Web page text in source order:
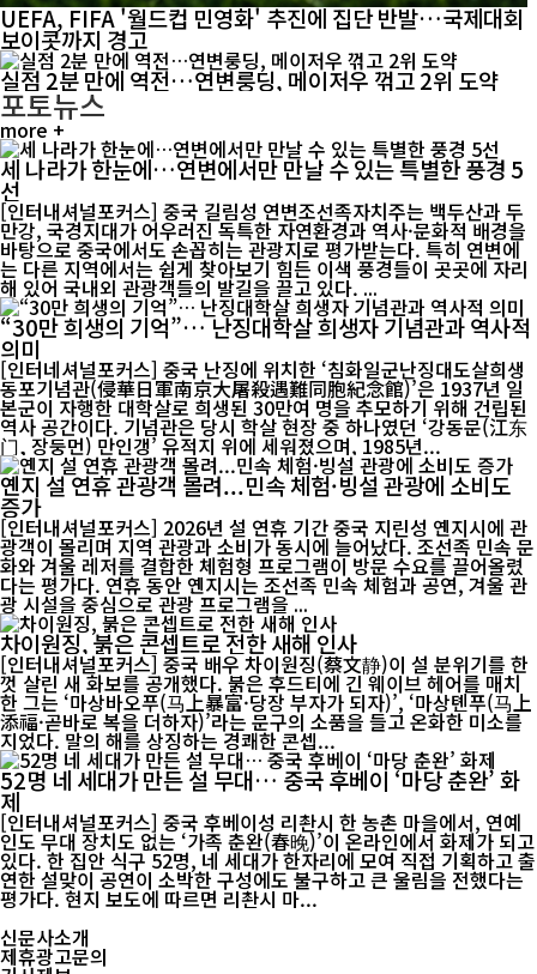
UEFA, FIFA '월드컵 민영화' 추진에 집단 반발…국제대회
보이콧까지 경고
실점 2분 만에 역전…연변룽딩, 메이저우 꺾고 2위 도약
포토뉴스
more +
세 나라가 한눈에…연변에서만 만날 수 있는 특별한 풍경 5
선
[인터내셔널포커스] 중국 길림성 연변조선족자치주는 백두산과 두
만강, 국경지대가 어우러진 독특한 자연환경과 역사·문화적 배경을
바탕으로 중국에서도 손꼽히는 관광지로 평가받는다. 특히 연변에
는 다른 지역에서는 쉽게 찾아보기 힘든 이색 풍경들이 곳곳에 자리
해 있어 국내외 관광객들의 발길을 끌고 있다. ...
“30만 희생의 기억”… 난징대학살 희생자 기념관과 역사적
의미
[인터네셔널포커스] 중국 난징에 위치한 ‘침화일군난징대도살희생
동포기념관(侵華日軍南京大屠殺遇難同胞紀念館)’은 1937년 일
본군이 자행한 대학살로 희생된 30만여 명을 추모하기 위해 건립된
역사 공간이다. 기념관은 당시 학살 현장 중 하나였던 ‘강동문(江东
门, 장둥먼) 만인갱’ 유적지 위에 세워졌으며, 1985년...
옌지 설 연휴 관광객 몰려...민속 체험·빙설 관광에 소비도
증가
[인터내셔널포커스] 2026년 설 연휴 기간 중국 지린성 옌지시에 관
광객이 몰리며 지역 관광과 소비가 동시에 늘어났다. 조선족 민속 문
화와 겨울 레저를 결합한 체험형 프로그램이 방문 수요를 끌어올렸
다는 평가다. 연휴 동안 옌지시는 조선족 민속 체험과 공연, 겨울 관
광 시설을 중심으로 관광 프로그램을 ...
차이원징, 붉은 콘셉트로 전한 새해 인사
[인터내셔널포커스] 중국 배우 차이원징(蔡文静)이 설 분위기를 한
껏 살린 새 화보를 공개했다. 붉은 후드티에 긴 웨이브 헤어를 매치
한 그는 ‘마상바오푸(马上暴富·당장 부자가 되자)’, ‘마상톈푸(马上
添福·곧바로 복을 더하자)’라는 문구의 소품을 들고 온화한 미소를
지었다. 말의 해를 상징하는 경쾌한 콘셉...
52명 네 세대가 만든 설 무대… 중국 후베이 ‘마당 춘완’ 화
제
[인터내셔널포커스] 중국 후베이성 리촨시 한 농촌 마을에서, 연예
인도 무대 장치도 없는 ‘가족 춘완(春晚)’이 온라인에서 화제가 되고
있다. 한 집안 식구 52명, 네 세대가 한자리에 모여 직접 기획하고 출
연한 설맞이 공연이 소박한 구성에도 불구하고 큰 울림을 전했다는
평가다. 현지 보도에 따르면 리촨시 마...
신문사소개
제휴광고문의